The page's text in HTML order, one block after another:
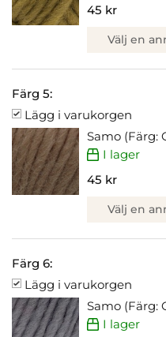
45 kr
Välj en
Färg 5:
Lägg i varukorgen
Samo (Färg:
I lager
45 kr
Välj en
Färg 6:
Lägg i varukorgen
Samo (Färg:
I lager